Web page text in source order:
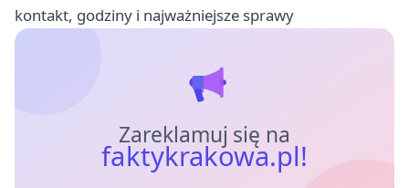
kontakt, godziny i najważniejsze sprawy
Zareklamuj się na
faktykrakowa.pl!